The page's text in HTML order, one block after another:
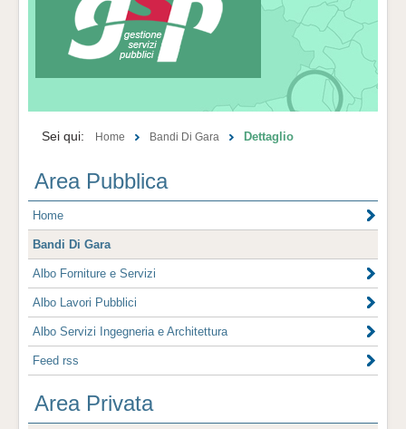
Sei qui: Home Bandi Di Gara Dettaglio
Area Pubblica
Home
Bandi Di Gara
Albo Forniture e Servizi
Albo Lavori Pubblici
Albo Servizi Ingegneria e Architettura
Feed rss
Area Privata